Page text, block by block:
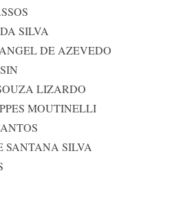
SILVA
DE AZEVEDO
LIZARDO
MOUTINELLI
SANTANA SILVA